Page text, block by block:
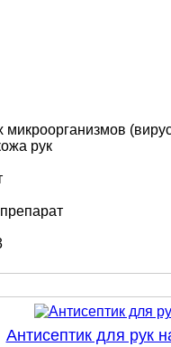
рук
Антисептик для рук